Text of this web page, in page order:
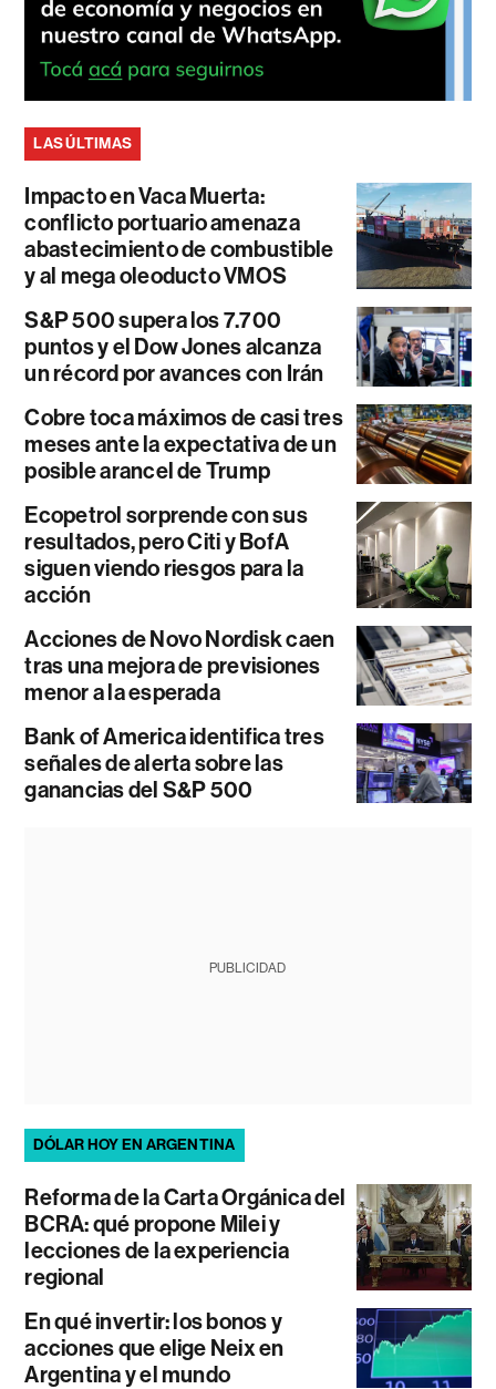
LAS ÚLTIMAS
Impacto en Vaca Muerta:
conflicto portuario amenaza
abastecimiento de combustible
y al mega oleoducto VMOS
S&P 500 supera los 7.700
puntos y el Dow Jones alcanza
un récord por avances con Irán
Cobre toca máximos de casi tres
meses ante la expectativa de un
posible arancel de Trump
Ecopetrol sorprende con sus
resultados, pero Citi y BofA
siguen viendo riesgos para la
acción
Acciones de Novo Nordisk caen
tras una mejora de previsiones
menor a la esperada
Bank of America identifica tres
señales de alerta sobre las
ganancias del S&P 500
PUBLICIDAD
DÓLAR HOY EN ARGENTINA
Reforma de la Carta Orgánica del
BCRA: qué propone Milei y
lecciones de la experiencia
regional
En qué invertir: los bonos y
acciones que elige Neix en
Argentina y el mundo